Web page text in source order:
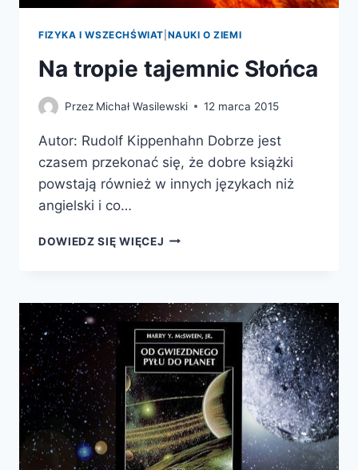
FIZYKA I WSZECHŚWIAT NAUKI O ZIEMI
Na tropie tajemnic Słońca
Przez Michał Wasilewski 12 marca 2015
Autor: Rudolf Kippenhahn Dobrze jest
czasem przekonać się, że dobre książki
powstają również w innych językach niż
angielski i co…
DOWIEDZ SIĘ WIĘCEJ NA